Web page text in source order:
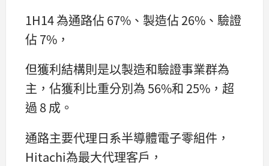
1H14 為通路佔 67%、製造佔 26%、驗證
佔 7%，
但獲利結構則是以製造和驗證事業群為
主，佔獲利比重分別為 56%和 25%，超
過 8 成。
通路主要代理日系半導體電子零組件，
Hitachi為最大代理客戶，